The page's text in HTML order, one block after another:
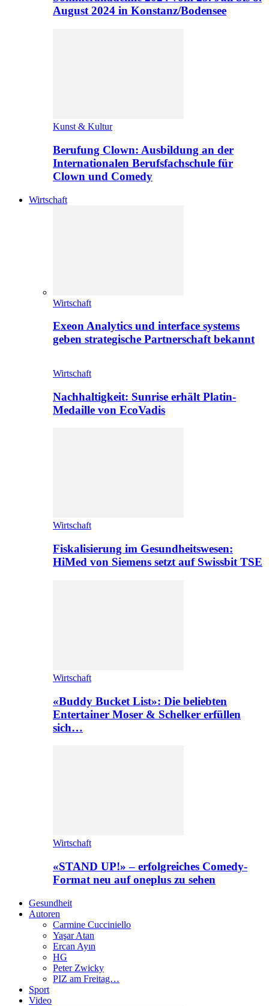
August 2024 in Konstanz/Bodensee
Kunst & Kultur
Berufung Clown: Ausbildung an der
Internationalen Berufsfachschule für
Clown und Comedy
Wirtschaft
Wirtschaft
Exeon Analytics und interface systems
geben strategische Partnerschaft bekannt
Wirtschaft
Nachhaltigkeit: Sunrise erhält Platin-
Medaille von EcoVadis
Wirtschaft
Fiskalisierung im Gesundheitswesen:
HiMed von Siemens setzt auf Swissbit TSE
Wirtschaft
«Buddy Bucket List»: Die beliebten
Entertainer Moser & Schelker erfüllen
sich…
Wirtschaft
«STAND UP!» – erfolgreiches Comedy-
Format neu auf oneplus zu sehen
Gesundheit
Autoren
Carmine Cucciniello
Yaşar Atan
Ercan Ayın
HG
Peter Zwicky
PIZ am Freitag…
Sport
Video